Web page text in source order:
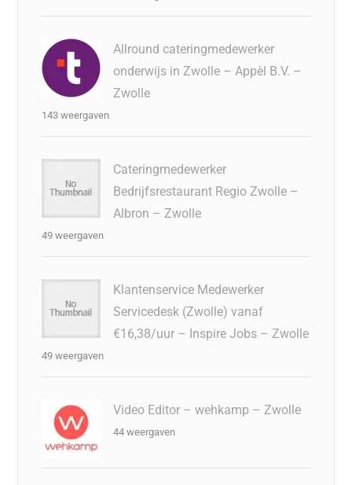
Allround cateringmedewerker
onderwijs in Zwolle – Appèl B.V. –
Zwolle
143 weergaven
Cateringmedewerker
Bedrijfsrestaurant Regio Zwolle –
Albron – Zwolle
49 weergaven
Klantenservice Medewerker
Servicedesk (Zwolle) vanaf
€16,38/uur – Inspire Jobs – Zwolle
49 weergaven
Video Editor – wehkamp – Zwolle
44 weergaven